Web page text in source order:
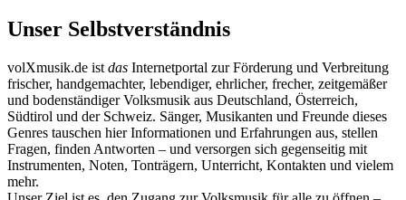
Unser Selbstverständnis
volXmusik.de ist das Internetportal zur Förderung und Verbreitung
frischer, handgemachter, lebendiger, ehrlicher, frecher, zeitgemäßer
und bodenständiger Volksmusik aus Deutschland, Österreich,
Südtirol und der Schweiz. Sänger, Musikanten und Freunde dieses
Genres tauschen hier Informationen und Erfahrungen aus, stellen
Fragen, finden Antworten – und versorgen sich gegenseitig mit
Instrumenten, Noten, Tonträgern, Unterricht, Kontakten und vielem
mehr.